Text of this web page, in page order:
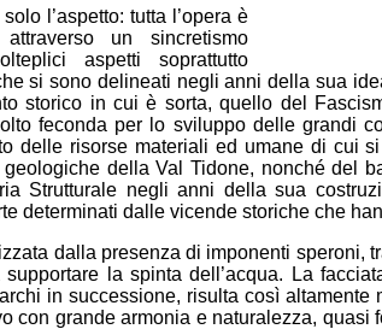
l’aspetto: tutta l’opera è
un sincretismo
aspetti soprattutto
si sono delineati negli anni della sua
storico in cui è sorta, quello del
feconda per lo sviluppo delle grandi
delle risorse materiali ed umane di cui
della Val Tidone, nonché del
Strutturale negli anni della sua
determinati dalle vicende storiche che
dalla presenza di imponenti speroni,
la spinta dell’acqua. La
in successione, risulta così altamente
con grande armonia e naturalezza, quasi